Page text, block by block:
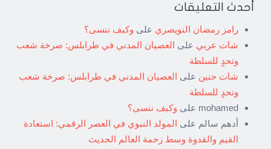
أحدث التعليقات
رامز رمضان النويصري على وكيف ننسى؟
شات عربي على العصيان المدني في طرابلس: صرخة شعب
وتحدٍ للسلطة
شات حنين على العصيان المدني في طرابلس: صرخة شعب
وتحدٍ للسلطة
mohamed على وكيف ننسى؟
أدهم سالم على المولد النبوي في العصر الرقمي: استعادة
القيم والقدوة وسط زحمة العالم الحديث